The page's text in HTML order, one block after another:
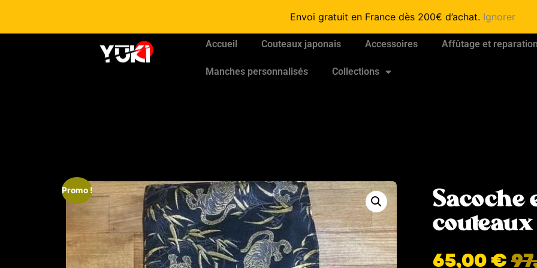
Envoi gratuit en France dès 200€ d’achat. Ignorer
Accueil Couteaux japonais Accessoires Affûtage et reparation
Manches personnalisés Collections
Promo !
Sacoche
couteaux
65,00€